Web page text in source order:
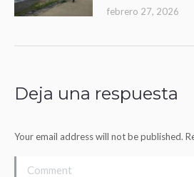
febrero 27, 2026
Deja una respuesta
Your email address will not be published.
Comment